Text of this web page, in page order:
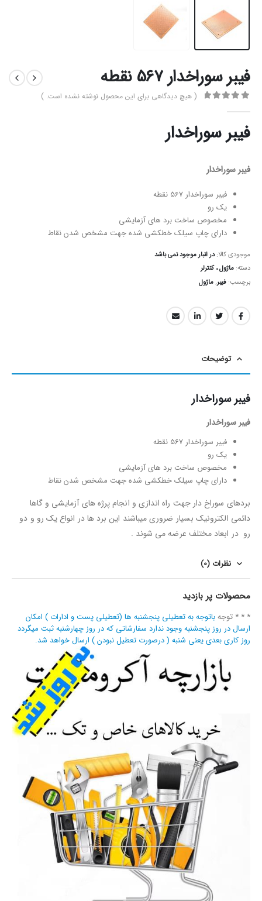
فیبر سوراخدار 567 نقطه
( هیچ دیدگاهی برای این محصول نوشته نشده است. )
فیبر سوراخدار
فیبر سوراخدار
فیبر سوراخدار 567 نقطه
یک رو
مخصوص ساخت برد های آزمایشی
دارای چاپ سیلک خطکشی شده جهت مشخص شدن نقاط
موجودی کالا:در انبار موجود نمی باشد
دسته: ماژول ، کنترلر
برچسب: فیبر,ماژول
توضیحات
فیبر سوراخدار
فیبر سوراخدار
فیبر سوراخدار 567 نقطه
یک رو
مخصوص ساخت برد های آزمایشی
دارای چاپ سیلک خطکشی شده جهت مشخص شدن نقاط
بردهای سوراخ دار جهت راه اندازی و انجام پرژه های آزمایشی و گاها
دائمی الکترونیک بسیار ضروری میباشند این برد ها در انواع یک رو و دو
رو در ابعاد مختلف عرضه می شوند .
نظرات (0)
محصولات پر بازدید
* * * توجهباتوجه به تعطیلی پنجشنبه ها (تعطیلی پست و ادارات ) امکان
ارسال در روز پنجشنبه وجود ندارد سفارشاتی که در روز چهارشنبه ثبت میگردد
روز کاری بعدی یعنی شنبه ( درصورت تعطیل نبودن ) ارسال خواهد شد.